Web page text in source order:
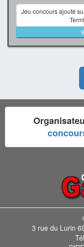
Jeu-concours ajouté
3 rue du Lurin